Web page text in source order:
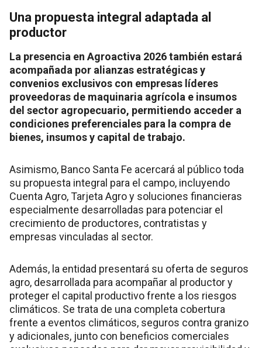
Una propuesta integral adaptada al
productor
La presencia en Agroactiva 2026 también estará
acompañada por alianzas estratégicas y
convenios exclusivos con empresas líderes
proveedoras de maquinaria agrícola e insumos
del sector agropecuario, permitiendo acceder a
condiciones preferenciales para la compra de
bienes, insumos y capital de trabajo.
Asimismo, Banco Santa Fe acercará al público toda
su propuesta integral para el campo, incluyendo
Cuenta Agro, Tarjeta Agro y soluciones financieras
especialmente desarrolladas para potenciar el
crecimiento de productores, contratistas y
empresas vinculadas al sector.
Además, la entidad presentará su oferta de seguros
agro, desarrollada para acompañar al productor y
proteger el capital productivo frente a los riesgos
climáticos. Se trata de una completa cobertura
frente a eventos climáticos, seguros contra granizo
y adicionales, junto con beneficios comerciales